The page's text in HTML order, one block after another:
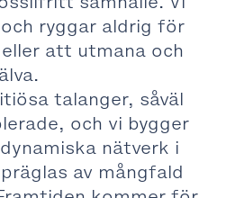
ryggar aldrig för
att utmana och
talanger, såväl
och vi bygger
nätverk i
av mångfald